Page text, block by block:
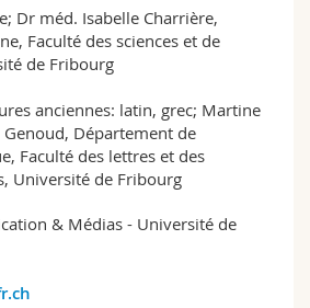
Dr méd. Isabelle Charrière,
Faculté des sciences et de
de Fribourg
anciennes: latin, grec; Martine
Département de
Faculté des lettres et des
Université de Fribourg
& Médias - Université de